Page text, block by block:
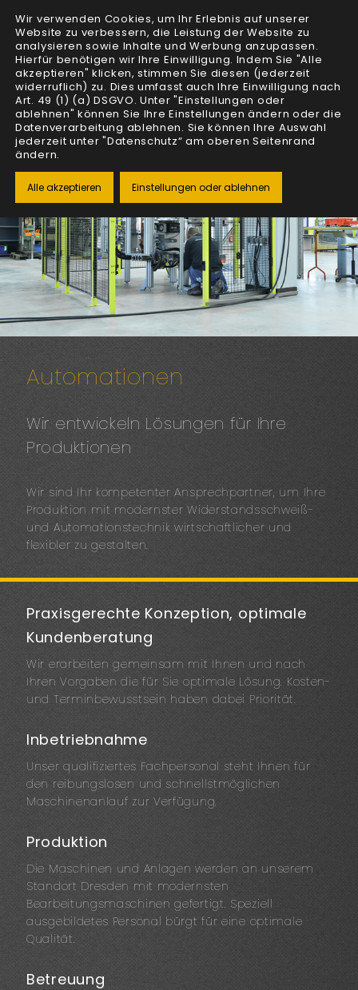
Automationen
Wir entwickeln Lösungen für Ihre
Produktionen
Wir sind Ihr kompetenter Ansprechpartner, um Ihre
Produktion mit modernster Widerstandsschweiß-
und Automationstechnik wirtschaftlicher und
flexibler zu gestalten.
Praxisgerechte Konzeption, optimale
Kundenberatung
Wir erarbeiten gemeinsam mit Ihnen und nach
Ihren Vorgaben die für Sie optimale Lösung. Kosten-
und Terminbewusstsein haben dabei Priorität.
Inbetriebnahme
Unser qualifiziertes Fachpersonal steht Ihnen für
den reibungslosen und schnellstmöglichen
Maschinenanlauf zur Verfügung.
Produktion
Die Maschinen und Anlagen werden an unserem
Standort Dresden mit modernsten
Bearbeitungsmaschinen gefertigt. Speziell
ausgebildetes Personal bürgt für eine optimale
Qualität.
Betreuung
Wir verwenden Cookies, um Ihr Erlebnis auf unserer
Website zu verbessern, die Leistung der Website zu
analysieren sowie Inhalte und Werbung anzupassen.
Hierfür benötigen wir Ihre Einwilligung. Indem Sie "Alle
akzeptieren" klicken, stimmen Sie diesen (jederzeit
widerruflich) zu. Dies umfasst auch Ihre Einwilligung nach
Art. 49 (1) (a) DSGVO. Unter "Einstellungen oder
ablehnen" können Sie Ihre Einstellungen ändern oder die
Datenverarbeitung ablehnen. Sie können Ihre Auswahl
jederzeit unter "Datenschutz“ am oberen Seitenrand
ändern.
Alle akzeptieren Einstellungen oder ablehnen